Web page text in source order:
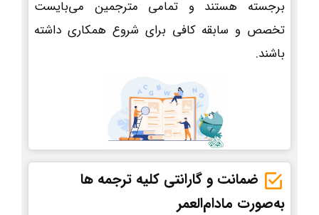
برجسته هستند و تمامی مترجمین می‌بایست
تخصص و سابقه کافی برای شروع همکاری داشته
باشند.
ضمانت و گارانتی کلیه ترجمه ها
به‌صورت مادام‌العمر